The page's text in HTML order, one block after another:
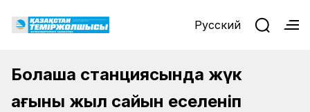
Русский
Болашақ станциясында жүк
ағыны жыл сайын еселеніп